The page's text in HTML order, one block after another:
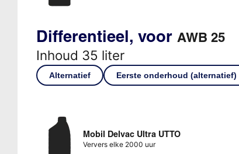
Differentieel, voor AWB 25
Inhoud 35 liter
Alternatief Eerste onderhoud (alternatief)
Mobil Delvac Ultra UTTO
Ververs elke 2000 uur